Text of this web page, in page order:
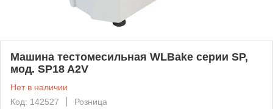
Машина тестомесильная WLBake серии SP,
мод. SP18 A2V
Нет в наличии
Код: 142527
Розница